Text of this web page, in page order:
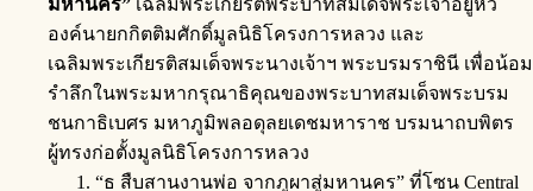
องค์นายกกิตติมศักดิ์มูลนิธิโครงการหลวง และ
เฉลิมพระเกียรติสมเด็จพระนางเจ้าฯ พระบรมราชินี เพื่อน้อม
รำลึกในพระมหากรุณาธิคุณของพระบาทสมเด็จพระบรม
ชนกาธิเบศร มหาภูมิพลอดุลยเดชมหาราช บรมนาถบพิตร
ผู้ทรงก่อตั้งมูลนิธิโครงการหลวง
“ธ สืบสานงานพ่อ จากภูผาสู่มหานคร” ที่โซน Central